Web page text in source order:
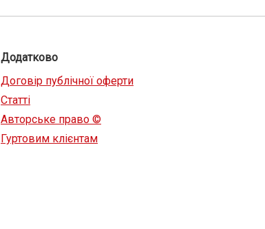
Додатково
Договір публічної оферти
Статті
Авторське право ©
Гуртовим клієнтам